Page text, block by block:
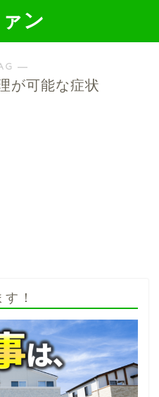
ン
―
が可能な症状
！